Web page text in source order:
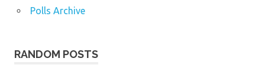
Polls Archive
RANDOM POSTS